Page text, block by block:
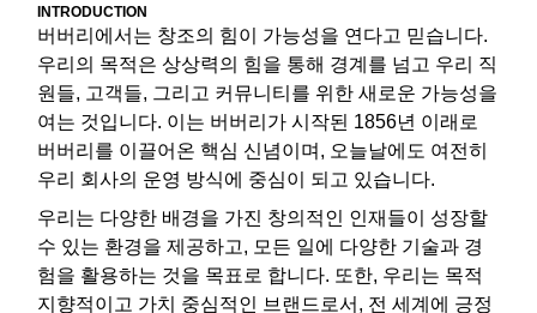
INTRODUCTION
버버리에서는 창조의 힘이 가능성을 연다고 믿습니다.
우리의 목적은 상상력의 힘을 통해 경계를 넘고 우리 직
원들, 고객들, 그리고 커뮤니티를 위한 새로운 가능성을
여는 것입니다. 이는 버버리가 시작된 1856년 이래로
버버리를 이끌어온 핵심 신념이며, 오늘날에도 여전히
우리 회사의 운영 방식에 중심이 되고 있습니다.
우리는 다양한 배경을 가진 창의적인 인재들이 성장할
수 있는 환경을 제공하고, 모든 일에 다양한 기술과 경
험을 활용하는 것을 목표로 합니다. 또한, 우리는 목적
지향적이고 가치 중심적인 브랜드로서, 전 세계에 긍정